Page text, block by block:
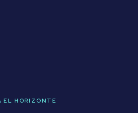
EL HORIZONTE